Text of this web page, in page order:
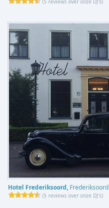
Hotel Frederiksoord, Frederiksoord
(5 reviews over onze DJ's)